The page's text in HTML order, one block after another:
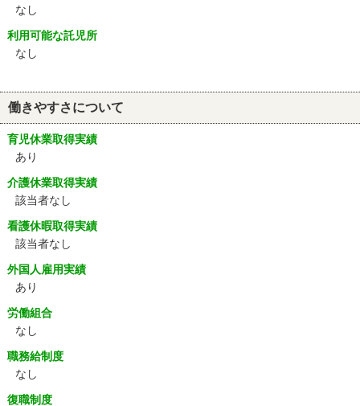
なし
利用可能な託児所
なし
働きやすさについて
育児休業取得実績
あり
介護休業取得実績
該当者なし
看護休暇取得実績
該当者なし
外国人雇用実績
あり
労働組合
なし
職務給制度
なし
復職制度